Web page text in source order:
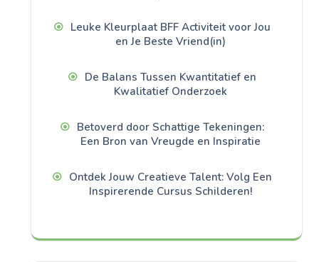
Leuke Kleurplaat BFF Activiteit voor Jou
en Je Beste Vriend(in)
De Balans Tussen Kwantitatief en
Kwalitatief Onderzoek
Betoverd door Schattige Tekeningen:
Een Bron van Vreugde en Inspiratie
Ontdek Jouw Creatieve Talent: Volg Een
Inspirerende Cursus Schilderen!